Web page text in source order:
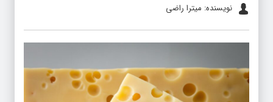
نویسنده: میترا راضی